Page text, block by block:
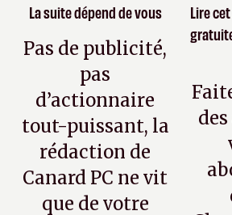
La suite dépend de vous
Pas de publicité,
pas
d’actionnaire
tout-puissant, la
rédaction de
Canard PC ne vit
que de votre
Lire